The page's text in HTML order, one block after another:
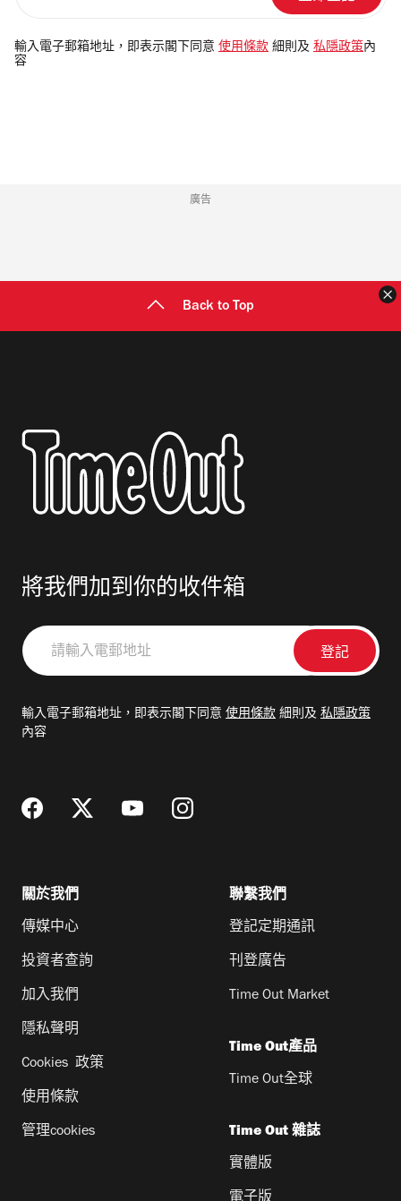
電
郵
輸入電子郵箱地址，即表示閣下同意 使用條款 細則及 私隱政策 內
容
廣告
Back to Top
將我們加到你的收件箱
請
輸
郵
輸入電子郵箱地址，即表示閣下同意 使用條款 細則及 私隱政策
內容
關於我們
傳媒中心
投資者查詢
加入我們
隱私聲明
Cookies 政策
使用條款
管理cookies
聯繫我們
登記定期通訊
刊登廣告
Time Out Market
Time Out產品
Time Out全球
Time Out 雜誌
實體版
電子版